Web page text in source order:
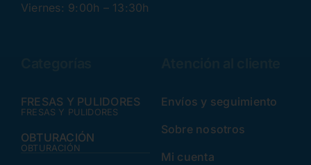
Viernes: 9:00h – 13:30h
FRESAS Y PULIDORES
FRESAS Y PULIDORES
OBTURACIÓN
OBTURACIÓN
Envíos y seguimiento
Sobre nosotros
Mi cuenta